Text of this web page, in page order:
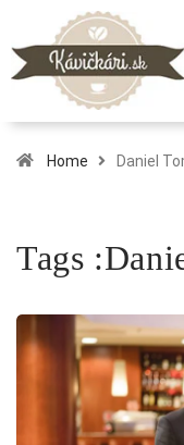
Home Daniel
Tags